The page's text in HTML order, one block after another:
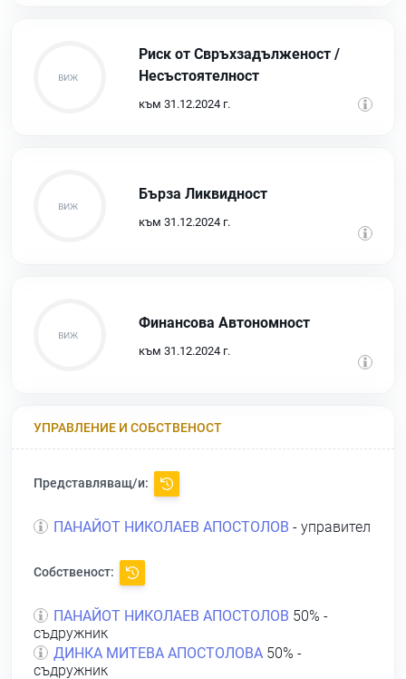
Риск от Свръхзадълженост /
Несъстоятелност
към 31.12.2024 г.
Бърза Ликвидност
към 31.12.2024 г.
Финансова Автономност
към 31.12.2024 г.
УПРАВЛЕНИЕ И СОБСТВЕНОСТ
Представляващ/и:
ПАНАЙОТ НИКОЛАЕВ АПОСТОЛОВ - управител
Собственост:
ПАНАЙОТ НИКОЛАЕВ АПОСТОЛОВ 50% -
съдружник
ДИНКА МИТЕВА АПОСТОЛОВА 50% -
съдружник